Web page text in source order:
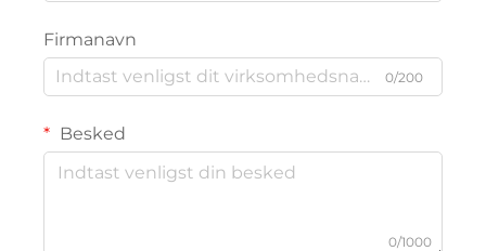
Firmanavn
0/200
Besked
0/1000